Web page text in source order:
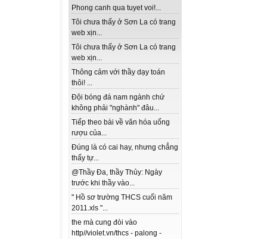
Phong canh qua tuyet voi!...
Tôi chưa thấy ở Sơn La có trang
web xịn...
Tôi chưa thấy ở Sơn La có trang
web xịn...
Thông cảm với thầy dạy toán
thôi! ...
Đội bóng đá nam ngành chứ
không phải "nghành" đâu...
Tiếp theo bài về văn hóa uống
rượu của...
Đúng là có cai hay, nhưng chẳng
thấy tự...
@Thầy Đa, thầy Thủy: Ngày
trước khi thầy vào...
" Hồ sơ trường THCS cuối năm
2011.xls "...
the mà cung đòi vào
http//violet.vn/thcs - palong -